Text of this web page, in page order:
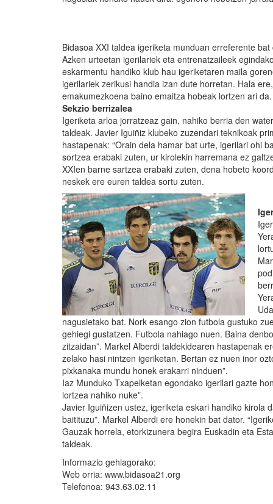
Bidasoa XXI taldea igeriketa munduan erreferente
Azken urteetan igerilariek eta entrenatzaileek
eskarmentu handiko klub hau igeriketaren maila
igerilariek zerikusi handia izan dute horretan. Hala
emakumezkoena baino emaitza hobeak lortzen ari da.
Sekzio berrizalea
Igeriketa arloa jorratzeaz gain, nahiko berria den
taldeak. Javier Iguiñiz klubeko zuzendari teknikoak
hastapenak: “Orain dela hamar bat urte, igerilari ohi
sortzea erabaki zuten, ur kirolekin harremana ez
XXIen barne sartzea erabaki zuten, dena hobeto
neskek ere euren taldea sortu zuten.
nagusietako bat. Nork esango zion futbola gustuko
gehiegi gustatzen. Futbola nahiago nuen. Baina
zitzaidan”. Markel Alberdi taldekidearen hastapenak
zelako hasi nintzen igeriketan. Bertan ez nuen inor
pixkanaka mundu honek erakarri ninduen”.
Iaz Munduko Txapelketan egondako igerilari gazte
lortzea nahiko nuke”.
Javier Iguiñizen ustez, igeriketa eskari handiko kirola
baitituzu”. Markel Alberdi ere honekin bat dator.
Gauzak horrela, etorkizunera begira Euskadin eta
taldeak.
Informazio gehiagorako:
Web orria: www.bidasoa21.org
Telefonoa: 943.63.02.11